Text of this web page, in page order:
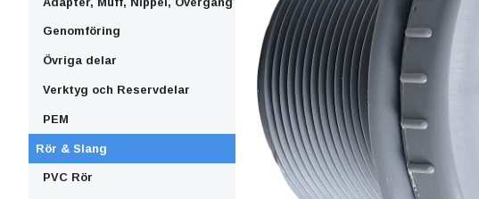
Genomföring
Övriga delar
Verktyg och Reservdelar
PEM
Rör & Slang
PVC Rör